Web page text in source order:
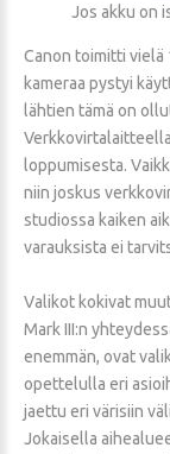
Jos akku on
Canon toimitti vielä
kameraa pystyi
lähtien tämä on
loppumisesta.
niin joskus
studiossa kaiken
varauksista ei
Valikot kokivat
Mark III:n
enemmän, ovat
opettelulla eri
jaettu eri värisiin
Jokaisella